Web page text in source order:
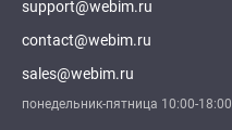
support@webim.ru
contact@webim.ru
sales@webim.ru
понедельник-пятница 10:00-18:00